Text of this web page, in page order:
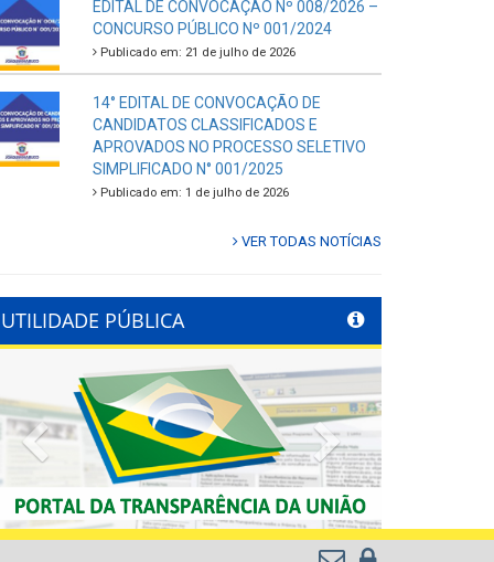
EDITAL DE CONVOCAÇÃO Nº 008/2026 –
CONCURSO PÚBLICO Nº 001/2024
Publicado em: 21 de julho de 2026
14° EDITAL DE CONVOCAÇÃO DE
CANDIDATOS CLASSIFICADOS E
APROVADOS NO PROCESSO SELETIVO
SIMPLIFICADO N° 001/2025
Publicado em: 1 de julho de 2026
VER TODAS NOTÍCIAS
UTILIDADE PÚBLICA
Previous Next